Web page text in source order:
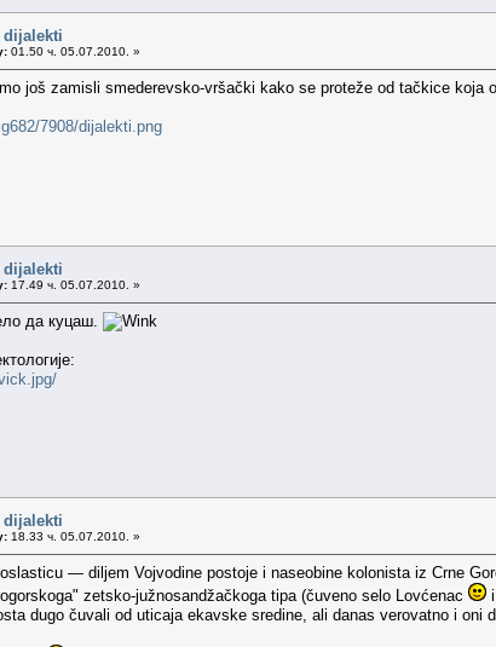
dijalekti
01.50 ч. 05.07.2010. »
još zamisli smederevsko-vršački kako se proteže od tačkice koja
7908/dijalekti.png
dijalekti
17.49 ч. 05.07.2010. »
да куцаш.
dijalekti
18.33 ч. 05.07.2010. »
— diljem Vojvodine postoje i naseobine kolonista iz Crne
zetsko-južnosandžačkoga tipa (čuveno selo Lovćenac
dugo čuvali od uticaja ekavske sredine, ali danas verovatno i oni